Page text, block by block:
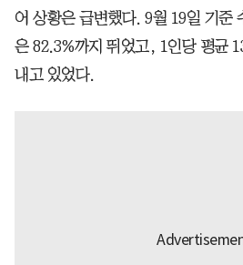
어 상황은 급변했다. 9월 19일 기준
은 82.3%까지 뛰었고, 1인당 평균
내고 있었다.